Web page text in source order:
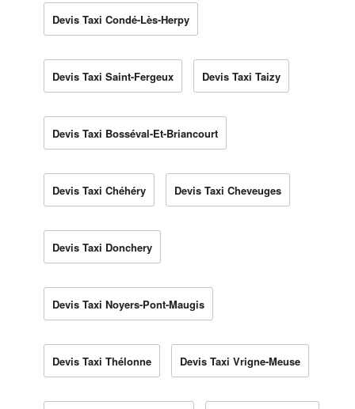
Devis Taxi Condé-Lès-Herpy
Devis Taxi Saint-Fergeux Devis Taxi Taizy
Devis Taxi Bosséval-Et-Briancourt
Devis Taxi Chéhéry Devis Taxi Cheveuges
Devis Taxi Donchery
Devis Taxi Noyers-Pont-Maugis
Devis Taxi Thélonne Devis Taxi Vrigne-Meuse